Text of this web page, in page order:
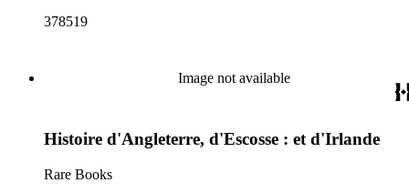
378519
Image not available
Histoire d'Angleterre, d'Escosse : et d'Irlande
Rare Books